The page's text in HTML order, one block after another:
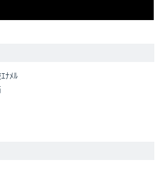
ﾅﾒﾙ